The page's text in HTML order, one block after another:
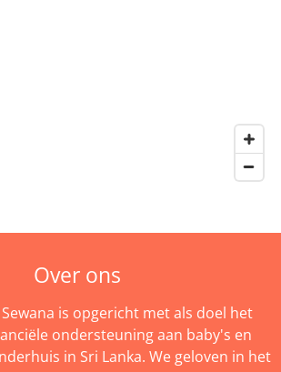
Over ons
is opgericht met als doel het
ondersteuning aan baby's en
in Sri Lanka. We geloven in het